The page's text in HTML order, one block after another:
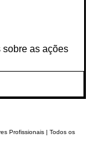
as ações
Profissionais | Todos os